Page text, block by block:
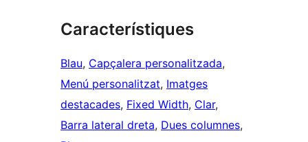
Característiques
Blau, Capçalera personalitzada
Menú personalitzat, Imatges
destacades, Fixed Width, Clar
Barra lateral dreta, Dues columnes